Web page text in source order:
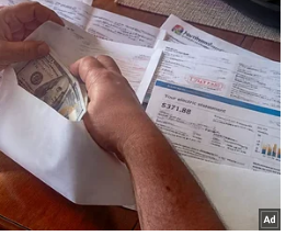
Quân sự - Quốc phòng